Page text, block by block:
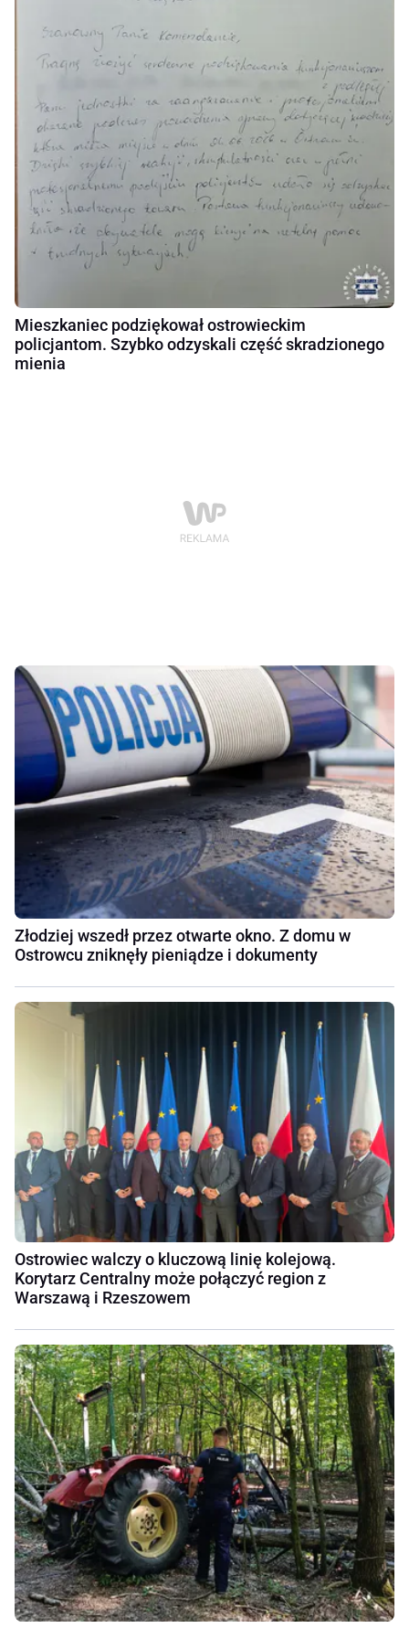
Mieszkaniec podziękował ostrowieckim
policjantom. Szybko odzyskali część skradzionego
mienia
Złodziej wszedł przez otwarte okno. Z domu w
Ostrowcu zniknęły pieniądze i dokumenty
Ostrowiec walczy o kluczową linię kolejową.
Korytarz Centralny może połączyć region z
Warszawą i Rzeszowem